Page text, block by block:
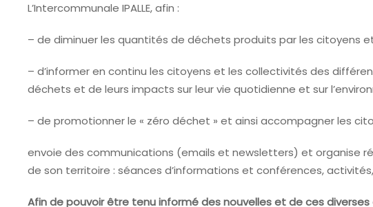
L’Intercommunale IPALLE, afin :
– de diminuer les quantités de déchets produits par les citoyens
– d’informer en continu les citoyens et les collectivités des
déchets et de leurs impacts sur leur vie quotidienne et sur
– de promotionner le « zéro déchet » et ainsi accompagner les
envoie des communications (emails et newsletters) et organise
de son territoire : séances d’informations et conférences,
Afin de pouvoir être tenu informé des nouvelles et de ces